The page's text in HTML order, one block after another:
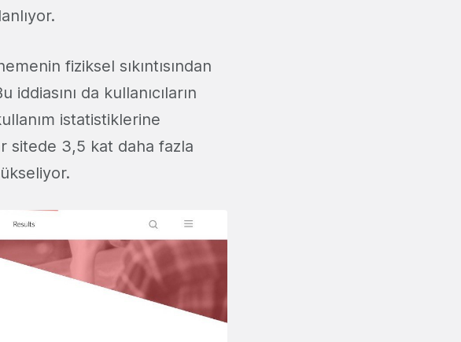
fiziksel sıkıntısından
da kullanıcıların
istatistiklerine
sitede 3,5 kat daha fazla